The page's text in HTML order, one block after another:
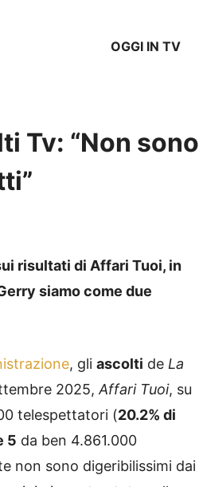
OGGI IN TV
Tv: “Non sono
risultati di Affari Tuoi, in
siamo come due
, gli ascolti de La
2025, Affari Tuoi, su
telespettatori (20.2% di
5 da ben 4.861.000
non sono digeribilissimi dai